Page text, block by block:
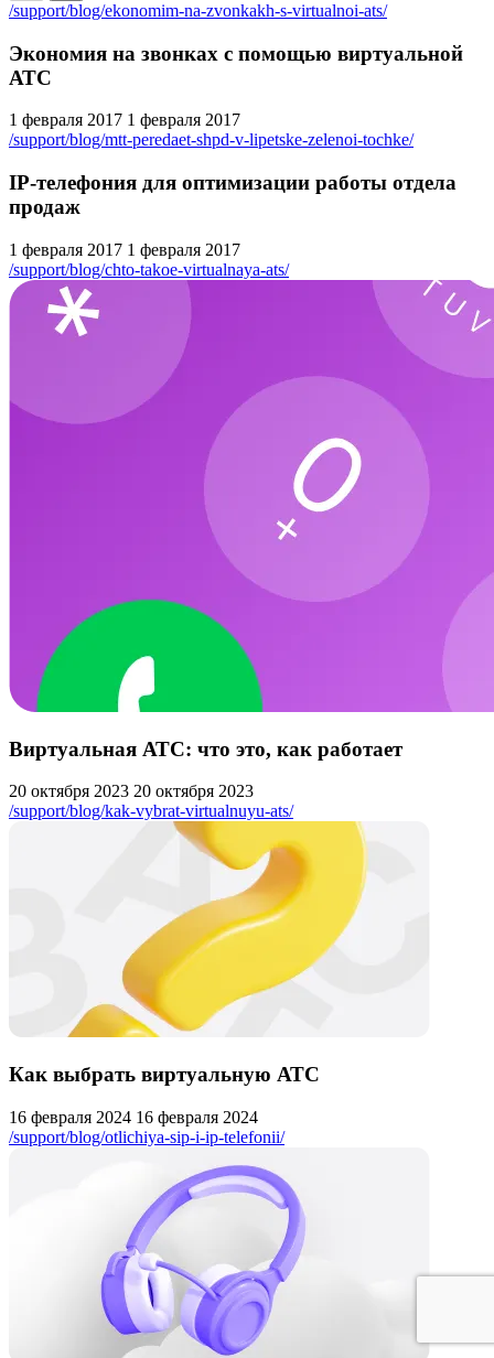
/support/blog/ekonomim-na-zvonkakh-s-virtualnoi-ats/
Экономия на звонках с помощью виртуальной
АТС
1 февраля 2017 1 февраля 2017
/support/blog/mtt-peredaet-shpd-v-lipetske-zelenoi-tochke/
IP-телефония для оптимизации работы отдела
продаж
1 февраля 2017 1 февраля 2017
/support/blog/chto-takoe-virtualnaya-ats/
Виртуальная АТС: что это, как работает
20 октября 2023 20 октября 2023
/support/blog/kak-vybrat-virtualnuyu-ats/
Как выбрать виртуальную АТС
16 февраля 2024 16 февраля 2024
/support/blog/otlichiya-sip-i-ip-telefonii/